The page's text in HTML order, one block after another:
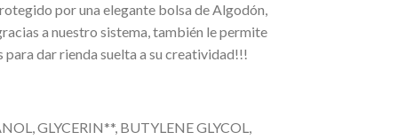
por una elegante bolsa de Algodón,
a nuestro sistema, también le permite
dar rienda suelta a su creatividad!!!
GLYCERIN**, BUTYLENE GLYCOL,